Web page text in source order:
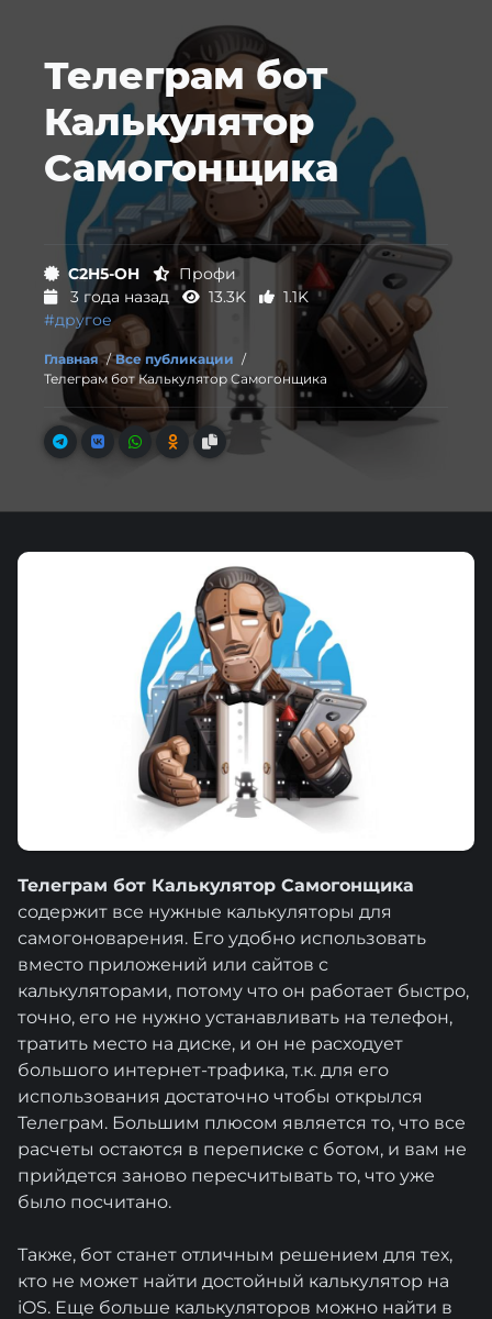
Телеграм бот
Калькулятор
Самогонщика
C2H5-OH
Профи
3 года назад
13.3K
1.1K
#другое
Главная / Все публикации /
Телеграм бот Калькулятор Самогонщика
Телеграм бот Калькулятор Самогонщика
содержит все нужные калькуляторы для
самогоноварения. Его удобно использовать
вместо приложений или сайтов с
калькуляторами, потому что он работает быстро,
точно, его не нужно устанавливать на телефон,
тратить место на диске, и он не расходует
большого интернет-трафика, т.к. для его
использования достаточно чтобы открылся
Телеграм. Большим плюсом является то, что все
расчеты остаются в переписке с ботом, и вам не
прийдется заново пересчитывать то, что уже
было посчитано.
Также, бот станет отличным решением для тех,
кто не может найти достойный калькулятор на
iOS. Еще больше калькуляторов можно найти в